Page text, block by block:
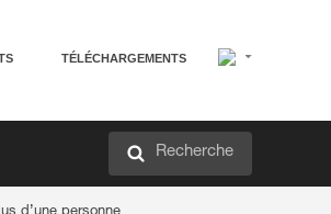
TÉLÉCHARGEMENTS
Recherche